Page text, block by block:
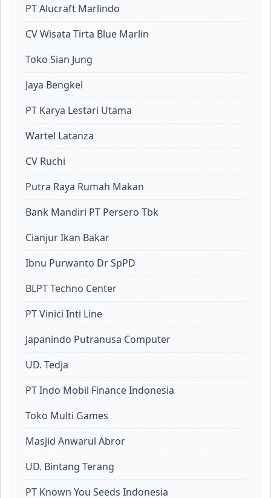
PT Alucraft Marlindo
CV Wisata Tirta Blue Marlin
Toko Sian Jung
Jaya Bengkel
PT Karya Lestari Utama
Wartel Latanza
CV Ruchi
Putra Raya Rumah Makan
Bank Mandiri PT Persero Tbk
Cianjur Ikan Bakar
Ibnu Purwanto Dr SpPD
BLPT Techno Center
PT Vinici Inti Line
Japanindo Putranusa Computer
UD. Tedja
PT Indo Mobil Finance Indonesia
Toko Multi Games
Masjid Anwarul Abror
UD. Bintang Terang
PT Known You Seeds Indonesia